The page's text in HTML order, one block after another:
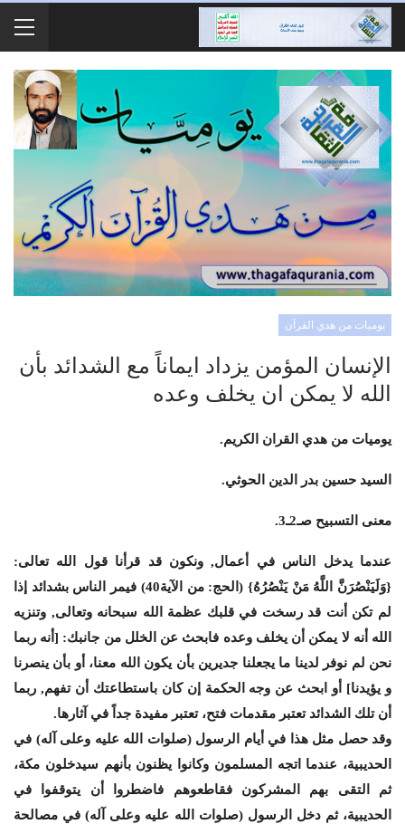
يوميات من هدي القرآن
الإنسان المؤمن يزداد ايماناً مع الشدائد بأن
الله لا يمكن ان يخلف وعده
يوميات من هدي القران الكريم.
السيد حسين بدر الدين الحوثي.
معنى التسبيح صـ2ـ3.
عندما يدخل الناس في أعمال, ونكون قد قرأنا قول الله تعالى:
{وَلَيَنْصُرَنَّ اللَّهُ مَنْ يَنْصُرُهُ} (الحج: من الآية40) فيمر الناس بشدائد إذا
لم تكن أنت قد رسخت في قلبك عظمة الله سبحانه وتعالى, وتنزيه
الله أنه لا يمكن أن يخلف وعده فابحث عن الخلل من جانبك: [أنه ربما
نحن لم نوفر لدينا ما يجعلنا جديرين بأن يكون الله معنا، أو بأن ينصرنا
و يؤيدنا] أو ابحث عن وجه الحكمة إن كان باستطاعتك أن تفهم, ربما
أن تلك الشدائد تعتبر مقدمات فتح، تعتبر مفيدة جداً في آثارها.
وقد حصل مثل هذا في أيام الرسول (صلوات الله عليه وعلى آله) في
الحديبية، عندما اتجه المسلمون وكانوا يظنون بأنهم سيدخلون مكة،
ثم التقى بهم المشركون فقاطعوهم فاضطروا أن يتوقفوا في
الحديبية، ثم دخل الرسول (صلوات الله عليه وعلى آله) في مصالحة